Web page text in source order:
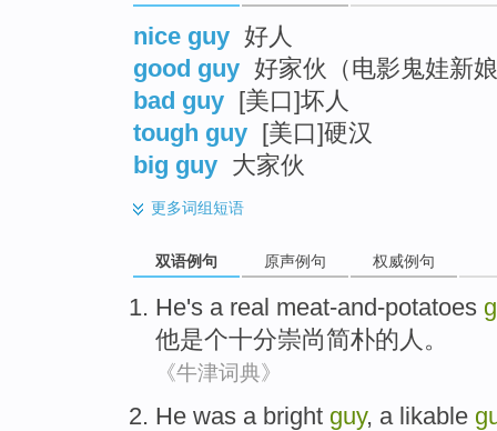
nice guy 好人
good guy 好家伙（电影鬼娃新
bad guy
[美口]坏人
tough guy
[美口]硬汉
big guy 大家伙
更多词组短语
双语例句 原声例句 权威例句
He's a real meat-and-potatoes
他是个十分崇尚简朴的人。
《牛津词典》
He was a bright guy, a likable